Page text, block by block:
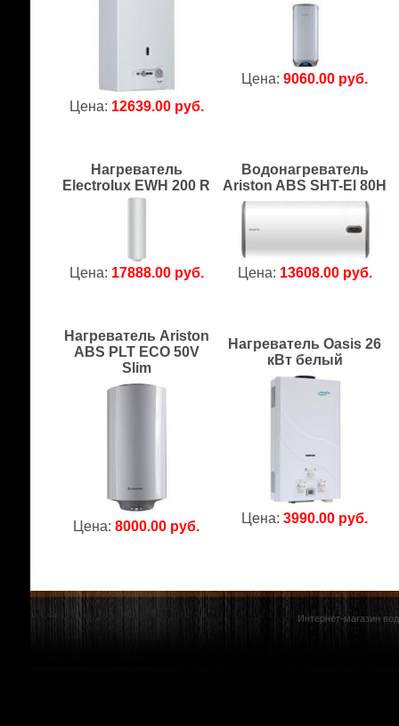
Цена: 12639.00 руб.
Цена:9060.00 руб.
Нагреватель
Electrolux EWH 200 R
Цена: 17888.00 руб.
Водонагреватель
Ariston ABS SHT-El 80H
Цена: 13608.00 руб.
Нагреватель Ariston
ABS PLT ECO 50V
Slim
Цена:8000.00 руб.
Нагреватель Oasis 26
кВт белый
Цена:3990.00 руб.
Интернет-магазин